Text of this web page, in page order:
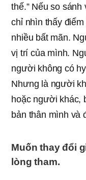
thế.” Nếu so
chỉ nhìn thấy
nhiều bất mãn.
vị trí của mình.
người không có
Nhưng là người
hoặc người khác,
bản thân mình và
Muốn thay đổi
lòng tham.